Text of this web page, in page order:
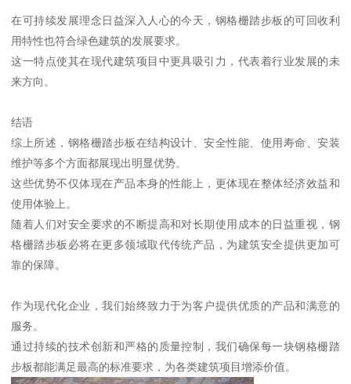
在可持续发展理念日益深入人心的今天，钢格栅踏步板的可回收利
用特性也符合绿色建筑的发展要求。
这一特点使其在现代建筑项目中更具吸引力，代表着行业发展的未
来方向。
结语
综上所述，钢格栅踏步板在结构设计、安全性能、使用寿命、安装
维护等多个方面都展现出明显优势。
这些优势不仅体现在产品本身的性能上，更体现在整体经济效益和
使用体验上。
随着人们对安全要求的不断提高和对长期使用成本的日益重视，钢
格栅踏步板必将在更多领域取代传统产品，为建筑安全提供更加可
靠的保障。
作为现代化企业，我们始终致力于为客户提供优质的产品和满意的
服务。
通过持续的技术创新和严格的质量控制，我们确保每一块钢格栅踏
步板都能满足最高的标准要求，为各类建筑项目增添价值。